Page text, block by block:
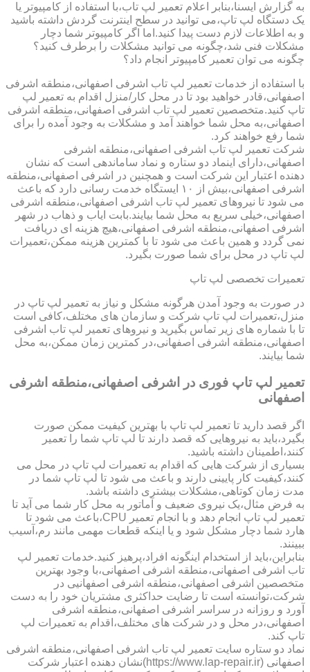
به گزارش ایسنا،بنابر اعلام تعمیر لپ تاب،با استفاده از کامپیوتر یا
یک دستگاه لپ تاپ،می توانید در سطح اینترنت گردش داشته باشید
و به اطلاعات لازم دست پیدا کنید.اما اگر کامپیوتر شما دچار
مشکلات فنی شد،چگونه می توانید مشکلات را برطرف کنید؟
چگونه می توان تعمیر کامپیوتر انجام داد؟
با استفاده از خدمات تعمیر لپ تاب اشرفی اصفهانی،منطقه اشرفی
اصفهانی،قادر خواهید بود تا در محل کار/منزل اقدام به تعمیر لپ
تاپ کنید.متخصصین تعمیر لپ تاب اشرفی اصفهانی،منطقه اشرفی
اصفهانی،به محل شما خواهند آمد و مشکلات به وجود آمده را برای
شما رفع خواهند کرد.
شرکت تعمیر لپ تاب اشرفی اصفهانی،منطقه اشرفی
اصفهانی،دارای اینماد دو ستاره و نماد ساماندهی است که نشان
دهنده اعتبار این شرکت است و همچنین در اشرفی اصفهانی،منطقه
اشرفی اصفهانی،بیش از ۱۰ ایستگاه خدمت رسانی دارد که باعث
می شود تا نیروهای تعمیر لپ تاب اشرفی اصفهانی،منطقه اشرفی
اصفهانی،خیلی سریع به محل شما بیایند.بابت ایاب و ذهاب در شهر
اشرفی اصفهانی،منطقه اشرفی اصفهانی،هیچ هزینه ای دریافت
نمی گردد و همین باعث می شود تا با کمترین هزینه ممکن،تعمیرات
لپ تاپ در محل برای شما صورت بگیرد.
تعمیرات تخصصی لپ تاپ
در صورت به وجود آمدن هرگونه مشکل و نیاز به تعمیر لپ تاپ در
منزل،تعمیرات لپ تاپ شرکت و سازمان های مختلف،کافی است
تا با شماره های زیر تماس بگیرید و نیروهای تعمیر لپ تاب اشرفی
اصفهانی،منطقه اشرفی اصفهانی،در کمترین زمان ممکن،به محل
شما بیایند.
تعمیر لپ تاپ فوری در اشرفی اصفهانی،منطقه اشرفی
اصفهانی
اگر قصد دارید تا تعمیر لپ تاپ با بهترین کیفیت ممکن صورت
بگیرد،باید به نیروهایی که قصد دارند تا لپ تاپ شما را تعمیر
کنند،اطمینان داشته باشید.
بسیاری از شرکت هایی که اقدام به تعمیرات لپ تاپ در محل می
کنند،کیفیت کار پایینی دارند و باعث می شود تا لپ تاپ شما در
مدت زمان کوتاهی،مشکلات بیشتری داشته باشد.
به فرض مثال،یک نیروی ضعیف و آماتور به محل کار شما می آید تا
تعمیر لپ تاپ انجام دهد و با انجام تعمیر CPU،باعث می شود تا
هارد شما دچار مشکل شود و یا اینکه قطعات مهمی مانند رم،آسیب
ببینند.
بنابراین،باید از استخدام اینگونه افراد،پرهیز کنید.خدمات تعمیر لپ
تاب اشرفی اصفهانی،منطقه اشرفی اصفهانی،با وجود بهترین
متخصصین اشرفی اصفهانی،منطقه اشرفی اصفهانیی در
شرکت،توانسته است تا رضایت حداکثری مشتریان خود را به دست
آورد و روزانه در سراسر اشرفی اصفهانی،منطقه اشرفی
اصفهانی،در محل و در شرکت های مختلف،اقدام به تعمیرات لپ
تاپ کند.
نماد دو ستاره سایت تعمیر لپ تاب اشرفی اصفهانی،منطقه اشرفی
اصفهانی (https://www.lap-repair.ir)نشان دهنده اعتبار شرکت